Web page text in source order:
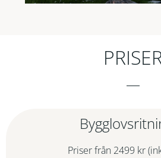
Priser från 2499 kr